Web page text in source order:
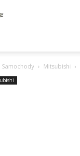
Samochody Mitsubishi